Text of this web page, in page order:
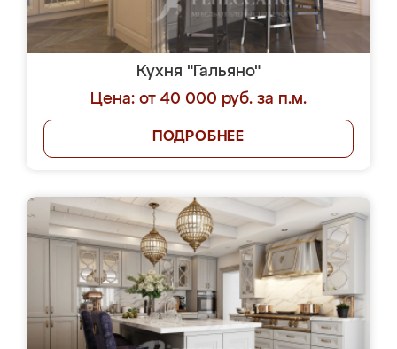
Кухня "Гальяно"
Цена: от 40 000 руб. за п.м.
ПОДРОБНЕЕ